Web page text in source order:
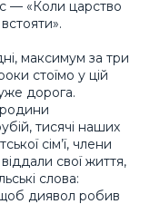
— «Коли царство
максимум за три
стоїмо у цій
дорога.
тисячі наших
сім’ї, члени
свої життя,
слова:
диявол робив